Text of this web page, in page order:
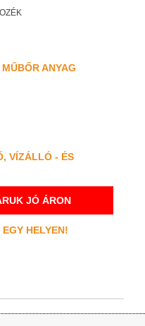
ANYAG
VÍZÁLLÓ - ÉS
JÓ ÁRON
HELYEN!